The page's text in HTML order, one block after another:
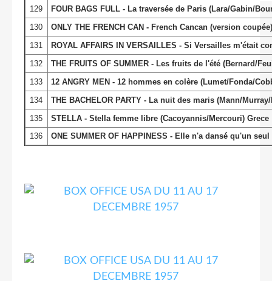
129
FOUR BAGS FULL - La traversée de Paris (Lara/Gabin/
130
ONLY THE FRENCH CAN - French Cancan (version
131
ROYAL AFFAIRS IN VERSAILLES - Si Versailles m'était
132
THE FRUITS OF SUMMER - Les fruits de l'été (Bernard/
133
12 ANGRY MEN - 12 hommes en colère (Lumet/Fonda/
134
THE BACHELOR PARTY - La nuit des maris (Mann/
135
STELLA - Stella femme libre (Cacoyannis/Mercouri) Grece
136
ONE SUMMER OF HAPPINESS - Elle n'a dansé qu'un